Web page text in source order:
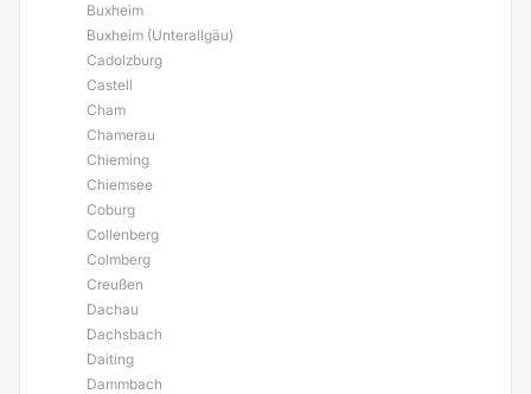
Buxheim
Buxheim (Unterallgäu)
Cadolzburg
Castell
Cham
Chamerau
Chieming
Chiemsee
Coburg
Collenberg
Colmberg
Creußen
Dachau
Dachsbach
Daiting
Dammbach